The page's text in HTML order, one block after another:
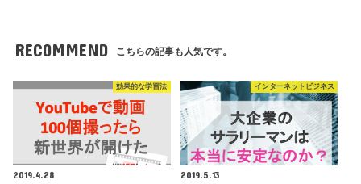
RECOMMEND こちらの記事も人気です。
効果的な学習法
2019.4.28
インターネットビジネス
2019.5.13